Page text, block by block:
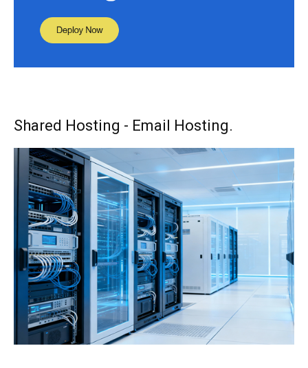
Shared Hosting - Email Hosting.